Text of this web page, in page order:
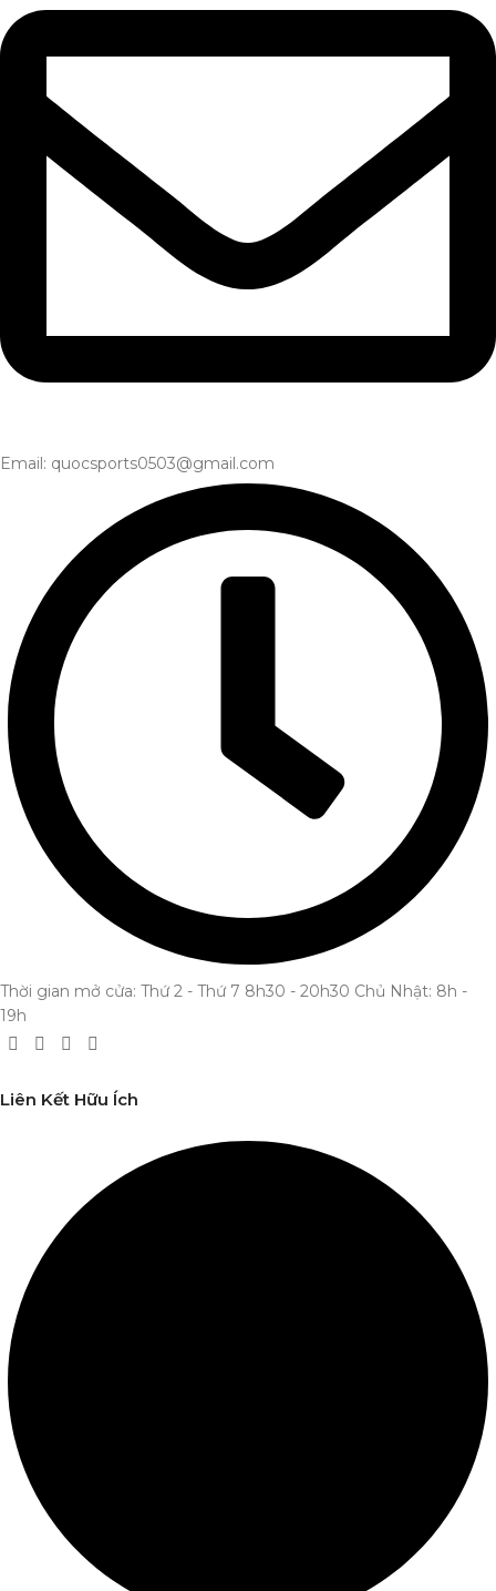
Email: quocsports0503@gmail.com
Thời gian mở cửa: Thứ 2 - Thứ 7 8h30 - 20h30 Chủ Nhật: 8h -
19h
Liên Kết Hữu Ích